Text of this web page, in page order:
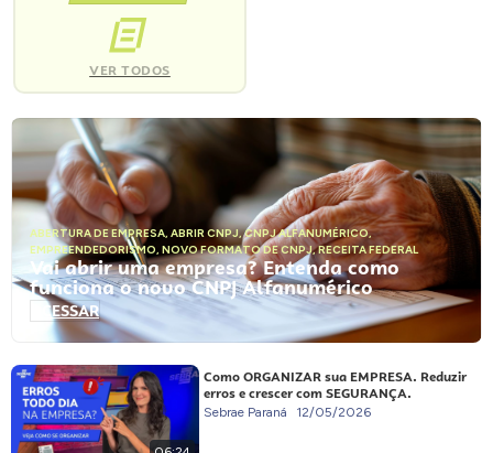
VER TODOS
ABERTURA DE EMPRESA, ABRIR CNPJ,CNPJ ALFANUMÉRICO,
EMPREENDEDORISMO, NOVO FORMATO DE CNPJ,RECEITA FEDERAL
Vai abrir uma empresa? Entenda como
funciona o novo CNPJ Alfanumérico
ACESSAR
Como ORGANIZAR sua EMPRESA. Reduzir
erros e crescer com SEGURANÇA.
Sebrae Paraná 12/05/2026